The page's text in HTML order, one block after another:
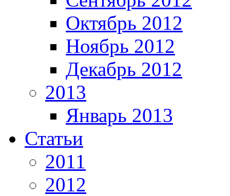
Октябрь 2012
Ноябрь 2012
Декабрь 2012
2013
Январь 2013
Статьи
2011
2012